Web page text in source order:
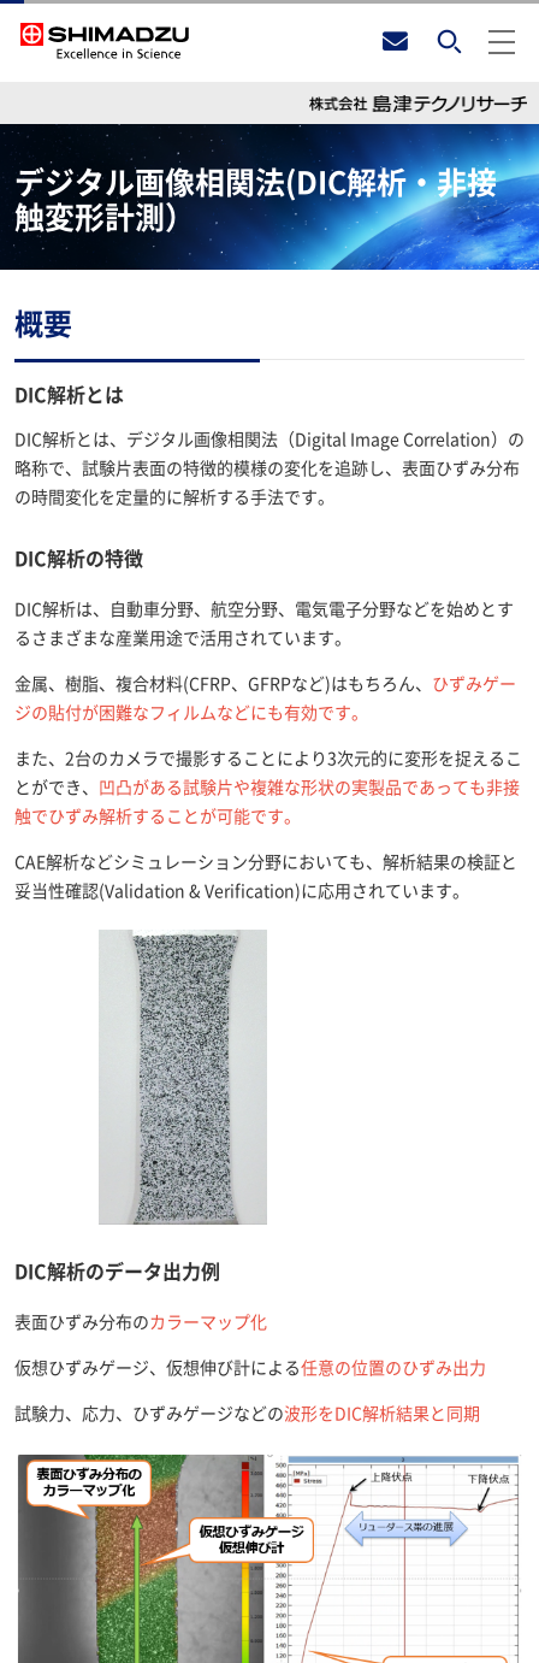
デジタル画像相関法(DIC解析・非接
触変形計測）
概要
DIC解析とは
DIC解析とは、デジタル画像相関法（Digital Image Correlation）の
略称で、試験片表面の特徴的模様の変化を追跡し、表面ひずみ分布
の時間変化を定量的に解析する手法です。
DIC解析の特徴
DIC解析は、自動車分野、航空分野、電気電子分野などを始めとす
るさまざまな産業用途で活用されています。
金属、樹脂、複合材料(CFRP、GFRPなど)はもちろん、 ひずみゲー
ジの貼付が困難なフィルムなどにも有効です。
また、2台のカメラで撮影することにより3次元的に変形を捉えるこ
とができ、
凹凸がある試験片や複雑な形状の実製品であっても非接
触でひずみ解析することが可能です。
CAE解析などシミュレーション分野においても、解析結果の検証と
妥当性確認(Validation & Verification)に応用されています。
DIC解析のデータ出力例
表面ひずみ分布のカラーマップ化
仮想ひずみゲージ、仮想伸び計による任意の位置のひずみ出力
試験力、応力、ひずみゲージなどの波形をDIC解析結果と同期